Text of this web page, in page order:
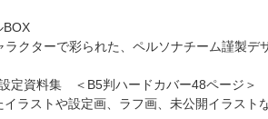
BOX
クターで彩られた、ペルソナチーム謹製デ
定資料集 ＜B5判ハードカバー48ページ＞
ラストや設定画、ラフ画、未公開イラスト